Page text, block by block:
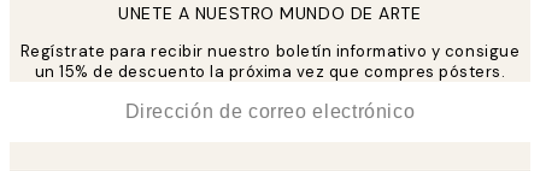
UNETE A NUESTRO MUNDO DE ARTE
Regístrate para recibir nuestro boletín informativo y consigue
un 15% de descuento la próxima vez que compres pósters.